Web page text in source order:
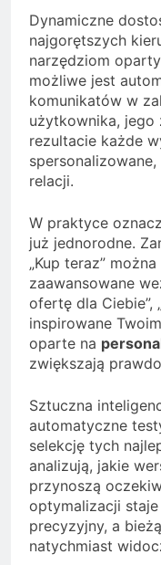
Dynamiczne
najgorętszych
narzędziom
możliwe jest
komunikatów w
użytkownika, jego
rezultacie każde
relacji.
W praktyce
już jednorodne.
„Kup teraz”
zaawansowane
ofertę dla Ciebie”,
inspirowane
oparte na
zwiększają
Sztuczna
automatyczne
selekcję tych
analizują, jakie
przynoszą
optymalizacji
precyzyjny, a
natychmiast